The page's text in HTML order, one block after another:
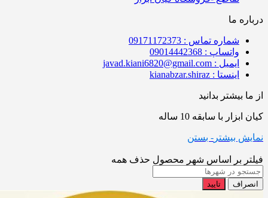
درباره ما
شماره تماس : 09171172373
واتساپ : 09014442368
ایمیل : javad.kiani6820@gmail.com
اینستا : kianabzar.shiraz
از ما بیشتر بدانید
کیان ابزار با سابقه 10 ساله
نمایش بیشتر - بستن
فیلتر بر اساس شهر محصول حذف همه
انصراف تایید